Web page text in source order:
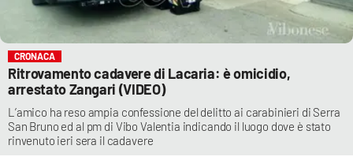
CRONACA
Ritrovamento cadavere di Lacaria: è omicidio,
arrestato Zangari (VIDEO)
L’amico ha reso ampia confessione del delitto ai carabinieri di Serra
San Bruno ed al pm di Vibo Valentia indicando il luogo dove è stato
rinvenuto ieri sera il cadavere